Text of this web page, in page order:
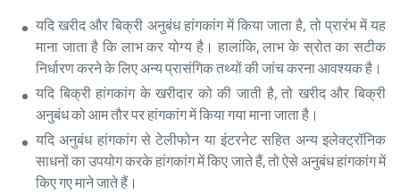
यदि खरीद और बिक्री अनुबंध हांगकांग में किया जाता है, तो प्रारंभ में यह
माना जाता है कि लाभ कर योग्य है। हालांकि, लाभ के स्रोत का सटीक
निर्धारण करने के लिए अन्य प्रासंगिक तथ्यों की जांच करना आवश्यक है।
यदि बिक्री हांगकांग के खरीदार को की जाती है, तो खरीद और बिक्री
अनुबंध को आम तौर पर हांगकांग में किया गया माना जाता है।
यदि अनुबंध हांगकांग से टेलीफोन या इंटरनेट सहित अन्य इलेक्ट्रॉनिक
साधनों का उपयोग करके हांगकांग में किए जाते हैं, तो ऐसे अनुबंध हांगकांग में
किए गए माने जाते हैं।